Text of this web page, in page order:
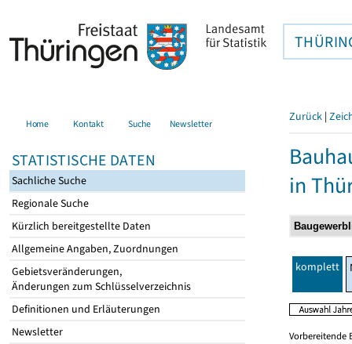
Home Kontakt Suche Newsletter
STATISTISCHE DATEN
Sachliche Suche
Regionale Suche
Kürzlich bereitgestellte Daten
Allgemeine Angaben, Zuordnungen
Gebietsveränderungen,
Änderungen zum Schlüsselverzeichnis
Definitionen und Erläuterungen
Newsletter
Zurück |
in
komplett
Vorbereitende